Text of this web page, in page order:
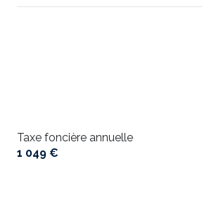
Taxe foncière annuelle
1 049 €